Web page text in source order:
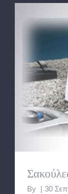
By 30